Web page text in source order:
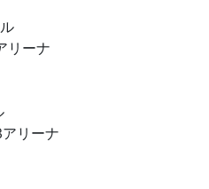
リーナ
リーナ